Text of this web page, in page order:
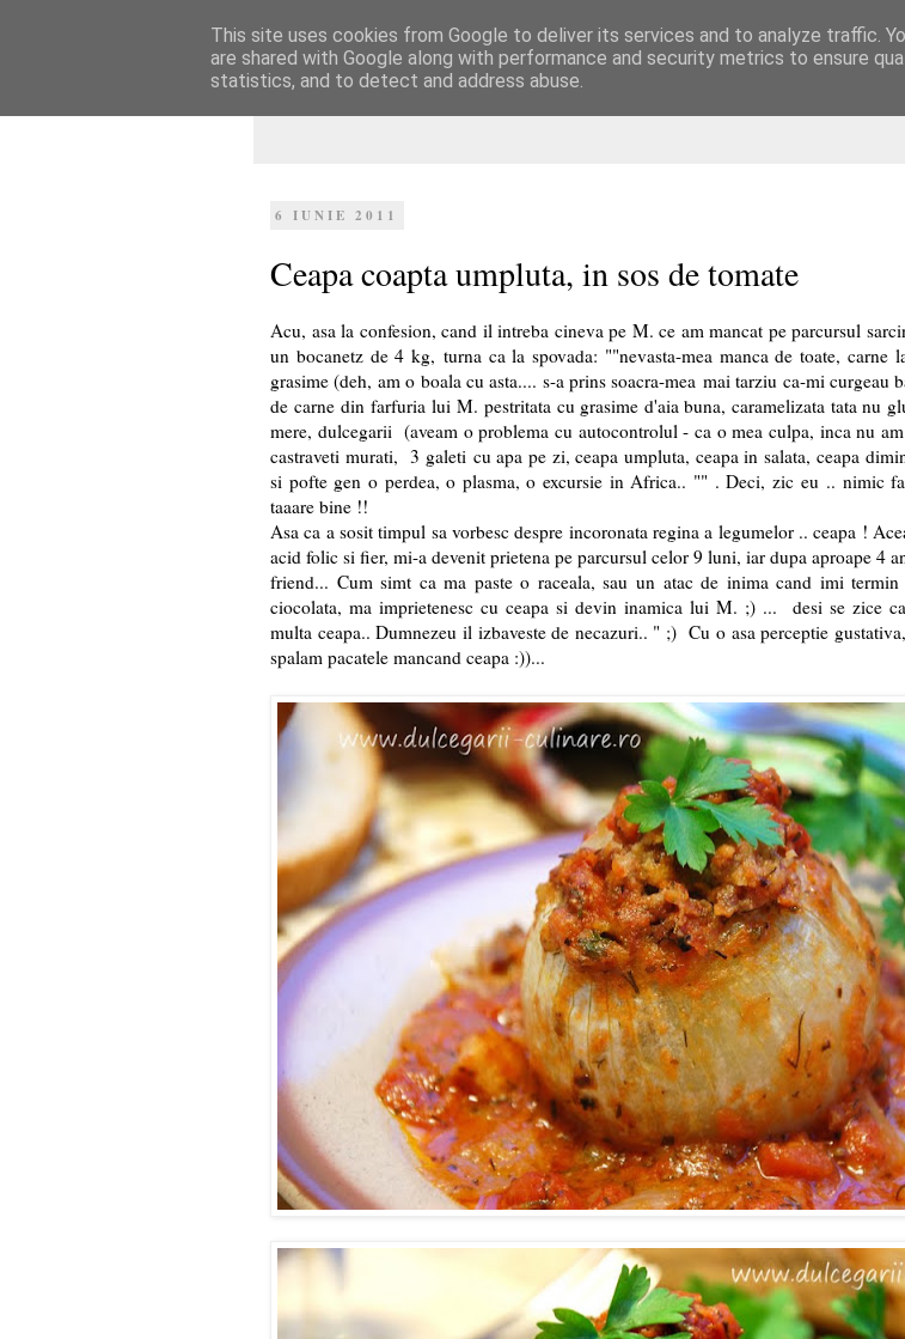
Dulcegarii culinare
6 IUNIE 2011
Ceapa coapta umpluta, in sos de tomate
Acu, asa la confesion, cand il intreba cineva pe M. ce am mancat pe parcursul
un bocanetz de 4 kg, turna ca la spovada: ""nevasta-mea manca de toate, carne
grasime (deh, am o boala cu asta.... s-a prins soacra-mea mai tarziu ca-mi curgeau
de carne din farfuria lui M. pestritata cu grasime d'aia buna, caramelizata tata nu
mere, dulcegarii (aveam o problema cu autocontrolul - ca o mea culpa, inca nu
castraveti murati, 3 galeti cu apa pe zi, ceapa umpluta, ceapa in salata, ceapa
si pofte gen o perdea, o plasma, o excursie in Africa.. "" . Deci, zic eu .. nimic
taaare bine !!
Asa ca a sosit timpul sa vorbesc despre incoronata regina a legumelor .. ceapa !
acid folic si fier, mi-a devenit prietena pe parcursul celor 9 luni, iar dupa aproape 4
friend... Cum simt ca ma paste o raceala, sau un atac de inima cand imi
ciocolata, ma imprietenesc cu ceapa si devin inamica lui M. ;) ... desi se zice
multa ceapa.. Dumnezeu il izbaveste de necazuri.. " ;) Cu o asa perceptie
spalam pacatele mancand ceapa :))...
This site uses cookies from Google to deliver its services and to analyze traffic.
are shared with Google along with performance and security metrics to ensure
statistics, and to detect and address abuse.